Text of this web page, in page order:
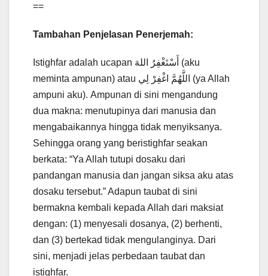
==
Tambahan Penjelasan Penerjemah:
Istighfar adalah ucapan أَسْتَغْفِرُ اللهَ (aku
meminta ampunan) atau اللَّهُمَّ اغْفِرْ لِي (ya Allah
ampuni aku). Ampunan di sini mengandung
dua makna: menutupinya dari manusia dan
mengabaikannya hingga tidak menyiksanya.
Sehingga orang yang beristighfar seakan
berkata: “Ya Allah tutupi dosaku dari
pandangan manusia dan jangan siksa aku atas
dosaku tersebut.” Adapun taubat di sini
bermakna kembali kepada Allah dari maksiat
dengan: (1) menyesali dosanya, (2) berhenti,
dan (3) bertekad tidak mengulanginya. Dari
sini, menjadi jelas perbedaan taubat dan
istighfar.